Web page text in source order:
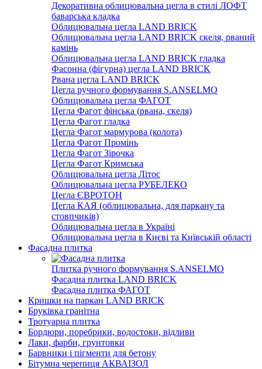
Декоративна облицювальна цегла в стилі ЛОФТ
баварська кладка
Облицювальна цегла LAND BRICK
Облицювальна цегла LAND BRICK скеля, рваний
камінь
Облицювальна цегла LAND BRICK гладка
Фасонна (фігурна) цегла LAND BRICK
Рвана цегла LAND BRICK
Цегла ручного формування S.ANSELMO
Облицювальна цегла ФАГОТ
Цегла Фагот фінська (рвана, скеля)
Цегла Фагот гладка
Цегла Фагот мармурова (колота)
Цегла Фагот Промінь
Цегла Фагот Зірочка
Цегла Фагот Кримська
Облицювальна цегла Літос
Облицювальна цегла РУБЕЛЕКО
Цегла ЄВРОТОН
Цегла КАЯ (облицювальна, для паркану та
стовпчиків)
Облицювальна цегла в Україні
Облицювальна цегла в Києві та Київській області
Фасадна плитка
Плитка ручного формування S.ANSELMO
Фасадна плитка LAND BRICK
Фасадна плитка ФАГОТ
Кришки на паркан LAND BRICK
Бруківка гранітна
Тротуарна плитка
Бордюри, поребрики, водостоки, відливи
Лаки, фарби, грунтовки
Барвники і пігменти для бетону
Бітумна черепиця АКВАІЗОЛ